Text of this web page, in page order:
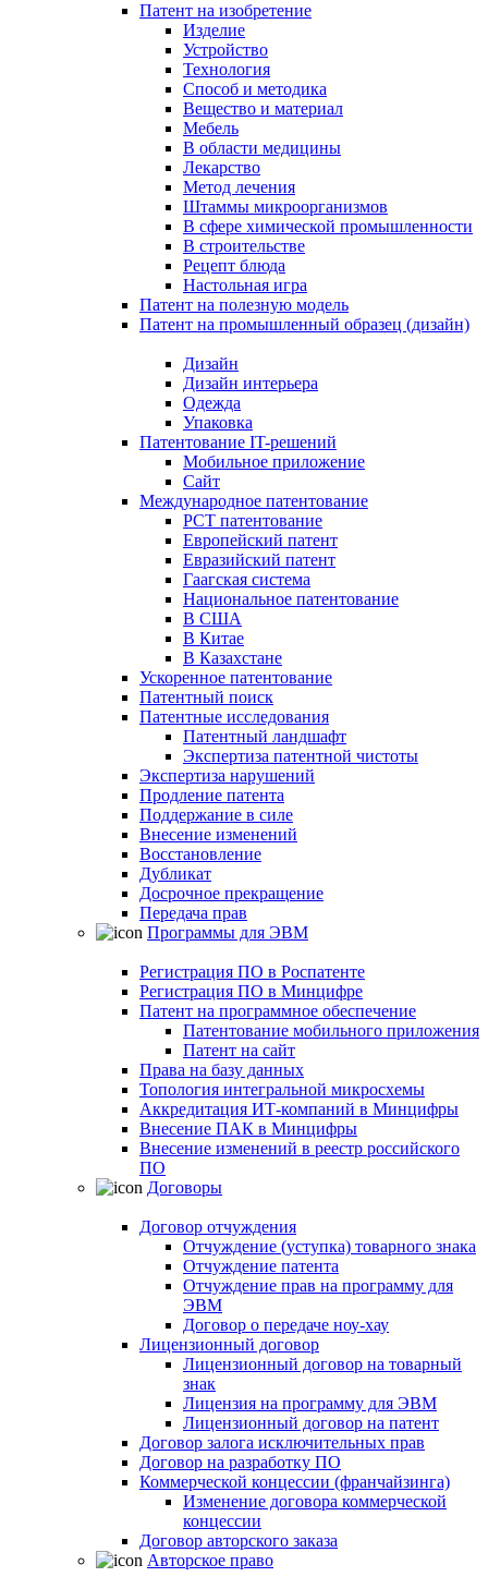
Патент на изобретение
Изделие
Устройство
Технология
Способ и методика
Вещество и материал
Мебель
В области медицины
Лекарство
Метод лечения
Штаммы микроорганизмов
В сфере химической промышленности
В строительстве
Рецепт блюда
Настольная игра
Патент на полезную модель
Патент на промышленный образец (дизайн)
Дизайн
Дизайн интерьера
Одежда
Упаковка
Патентование IT-решений
Мобильное приложение
Сайт
Международное патентование
PCT патентование
Европейский патент
Евразийский патент
Гаагская система
Национальное патентование
В США
В Китае
В Казахстане
Ускоренное патентование
Патентный поиск
Патентные исследования
Патентный ландшафт
Экспертиза патентной чистоты
Экспертиза нарушений
Продление патента
Поддержание в силе
Внесение изменений
Восстановление
Дубликат
Досрочное прекращение
Передача прав
Программы для ЭВМ
Регистрация ПО в Роспатенте
Регистрация ПО в Минцифре
Патент на программное обеспечение
Патентование мобильного приложения
Патент на сайт
Права на базу данных
Топология интегральной микросхемы
Аккредитация ИТ-компаний в Минцифры
Внесение ПАК в Минцифры
Внесение изменений в реестр российского
ПО
Договоры
Договор отчуждения
Отчуждение (уступка) товарного знака
Отчуждение патента
Отчуждение прав на программу для
ЭВМ
Договор о передаче ноу-хау
Лицензионный договор
Лицензионный договор на товарный
знак
Лицензия на программу для ЭВМ
Лицензионный договор на патент
Договор залога исключительных прав
Договор на разработку ПО
Коммерческой концессии (франчайзинга)
Изменение договора коммерческой
концессии
Договор авторского заказа
Авторское право